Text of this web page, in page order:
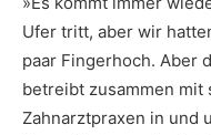
Ufer tritt, aber wir
paar Fingerhoch. Aber
betreibt zusammen mit
Zahnarztpraxen in und